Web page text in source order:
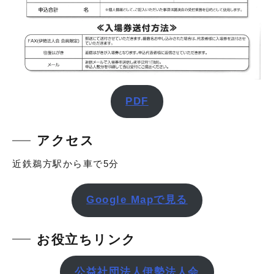
PDF
アクセス
近鉄鵜方駅から車で5分
Google Mapで見る
お役立ちリンク